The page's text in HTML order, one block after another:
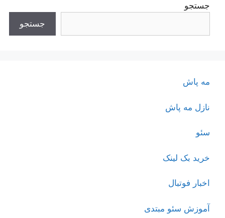
جستجو
جستجو
مه پاش
نازل مه پاش
سئو
خرید بک لینک
اخبار فوتبال
آموزش سئو مبتدی